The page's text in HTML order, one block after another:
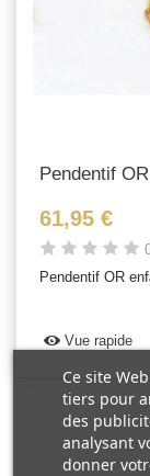
Pendentif
61,95 €
Pendentif OR
Vue rapide
Ce site
tiers pour
des
analysant
donner